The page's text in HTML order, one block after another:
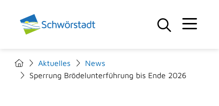
Aktuelles
News
Sperrung Brödelunterführung bis Ende 2026